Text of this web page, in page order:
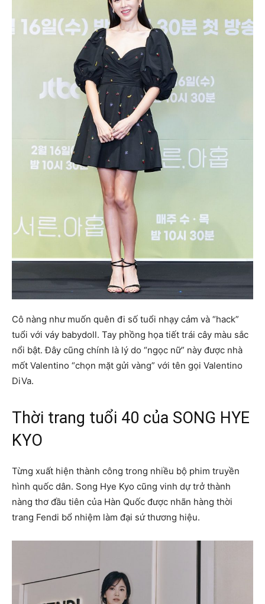
Cô nàng như muốn quên đi số tuổi nhạy cảm và “hack”
tuổi với váy babydoll. Tay phồng họa tiết trái cây màu sắc
nổi bật. Đây cũng chính là lý do “ngọc nữ” này được nhà
mốt Valentino “chọn mặt gửi vàng” với tên gọi Valentino
DiVa.
Thời trang tuổi 40 của SONG HYE
KYO
Từng xuất hiện thành công trong nhiều bộ phim truyền
hình quốc dân. Song Hye Kyo cũng vinh dự trở thành
nàng thơ đầu tiên của Hàn Quốc được nhãn hàng thời
trang Fendi bổ nhiệm làm đại sứ thương hiệu.